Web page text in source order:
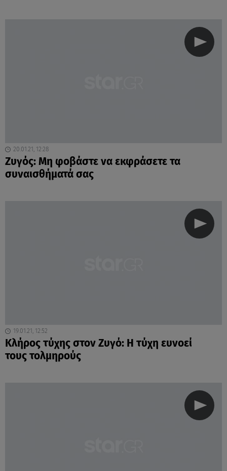
20.01.21, 12:28
Ζυγός: Μη φοβάστε να εκφράσετε τα
συναισθήματά σας
19.01.21, 12:52
Κλήρος τύχης στον Ζυγό: Η τύχη ευνοεί
τους τολμηρούς